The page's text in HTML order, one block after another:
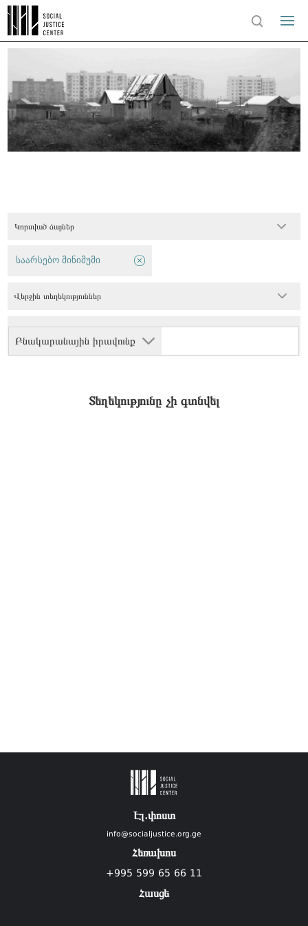
Կորսված ձայներ
Բնակարանային իրավունք
საარსებო მინიმუმი
Վերջին տեղեկություններ
Տեղեկությունը չի գտնվել
Էլ.փոստ
info@socialjustice.org.ge
Հեռախոս
+995 599 65 66 11
Հասցե